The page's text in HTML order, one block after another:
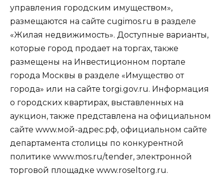
управления городским имуществом»,
размещаются на сайте cugimos.ru в разделе
«Жилая недвижимость». Доступные варианты,
которые город продает на торгах, также
размещены на Инвестиционном портале
города Москвы в разделе «Имущество от
города» или на сайте torgi.gov.ru. Информация
о городских квартирах, выставленных на
аукцион, также представлена на официальном
сайте www.мой-адрес.рф, официальном сайте
департамента столицы по конкурентной
политике www.mos.ru/tender, электронной
торговой площадке www.roseltorg.ru.